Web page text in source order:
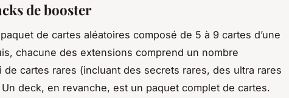
de booster
de cartes aléatoires composé de 5 à 9 cartes d’une
chacune des extensions comprend un nombre
de cartes rares (incluant des secrets rares, des ultra rares
deck, en revanche, est un paquet complet de cartes.